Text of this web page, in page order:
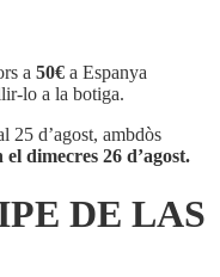
a 50€ a Espanya
lo a la botiga.
25 d’agost, ambdòs
dimecres 26 d’agost.
DE LAS